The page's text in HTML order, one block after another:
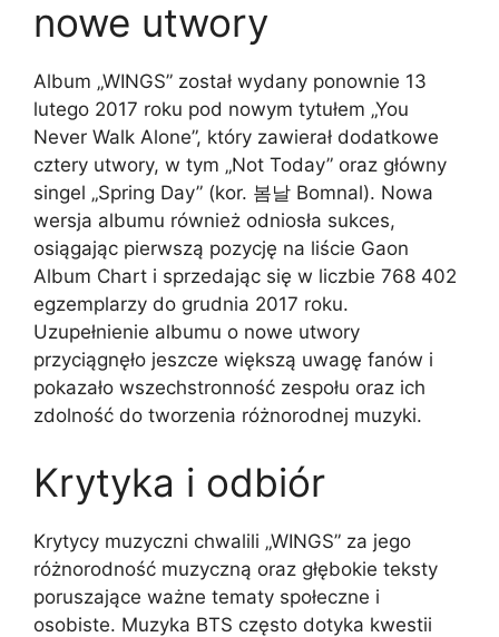
nowe utwory
Album „WINGS” został wydany ponownie 13
lutego 2017 roku pod nowym tytułem „You
Never Walk Alone”, który zawierał dodatkowe
cztery utwory, w tym „Not Today” oraz główny
singel „Spring Day” (kor. 봄날 Bomnal). Nowa
wersja albumu również odniosła sukces,
osiągając pierwszą pozycję na liście Gaon
Album Chart i sprzedając się w liczbie 768 402
egzemplarzy do grudnia 2017 roku.
Uzupełnienie albumu o nowe utwory
przyciągnęło jeszcze większą uwagę fanów i
pokazało wszechstronność zespołu oraz ich
zdolność do tworzenia różnorodnej muzyki.
Krytyka i odbiór
Krytycy muzyczni chwalili „WINGS” za jego
różnorodność muzyczną oraz głębokie teksty
poruszające ważne tematy społeczne i
osobiste. Muzyka BTS często dotyka kwestii